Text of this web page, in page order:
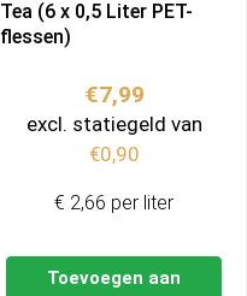
Tea (6 x 0,5 Liter PET-
flessen)
€7,99
excl. statiegeld van
€0,90
Toevoegen aan
€ 2,66 per liter